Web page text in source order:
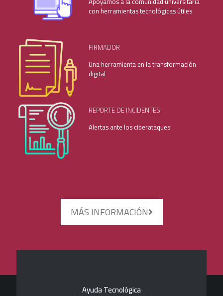
con herramientas tecnológicas útiles
FIRMADOR
Una herramienta en la transformación
digital
REPORTE DE INCIDENTES
Alertas ante los ciberataques
MÁS INFORMACIÓN
Ayuda Tecnológica